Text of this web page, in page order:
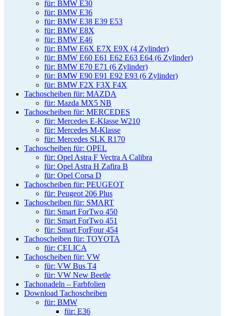
für: BMW E30
für: BMW E36
für: BMW E38 E39 E53
für: BMW E8X
für: BMW E46
für: BMW E6X E7X E9X (4 Zylinder)
für: BMW E60 E61 E62 E63 E64 (6 Zylinder)
für: BMW E70 E71 (6 Zylinder)
für: BMW E90 E91 E92 E93 (6 Zylinder)
für: BMW F2X F3X F4X
Tachoscheiben für: MAZDA
für: Mazda MX5 NB
Tachoscheiben für: MERCEDES
für: Mercedes E-Klasse W210
für: Mercedes M-Klasse
für: Mercedes SLK R170
Tachoscheiben für: OPEL
für: Opel Astra F Vectra A Calibra
für: Opel Astra H Zafira B
für: Opel Corsa D
Tachoscheiben für: PEUGEOT
für: Peugeot 206 Plus
Tachoscheiben für: SMART
für: Smart ForTwo 450
für: Smart ForTwo 451
für: Smart ForFour 454
Tachoscheiben für: TOYOTA
für: CELICA
Tachoscheiben für: VW
für: VW Bus T4
für: VW New Beetle
Tachonadeln – Farbfolien
Download Tachoscheiben
für: BMW
für: E36